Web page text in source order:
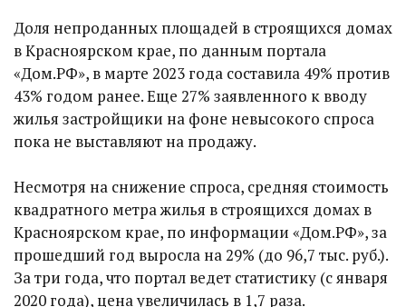
Доля непроданных площадей в строящихся домах
в Красноярском крае, по данным портала
«Дом.РФ», в марте 2023 года составила 49% против
43% годом ранее. Еще 27% заявленного к вводу
жилья застройщики на фоне невысокого спроса
пока не выставляют на продажу.
Несмотря на снижение спроса, средняя стоимость
квадратного метра жилья в строящихся домах в
Красноярском крае, по информации «Дом.РФ», за
прошедший год выросла на 29% (до 96,7 тыс. руб.).
За три года, что портал ведет статистику (с января
2020 года), цена увеличилась в 1,7 раза.